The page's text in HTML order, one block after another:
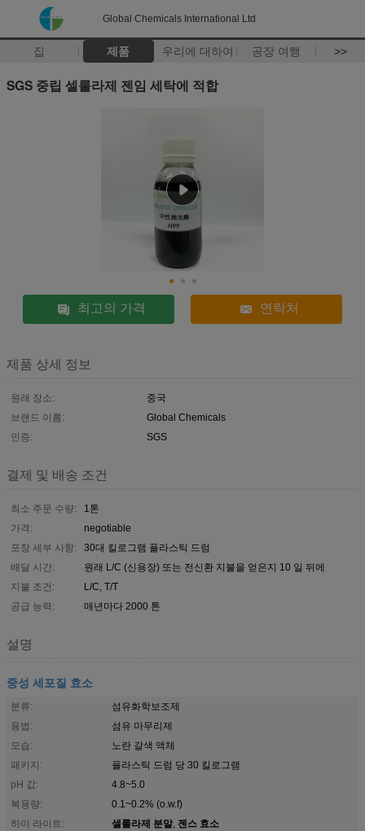
Global Chemicals International Ltd
집 제품 우리에 대하여 공장 여행 >>
SGS 중립 셀룰라제 젠임 세탁에 적합
최고의 가격 연락처
제품 상세 정보
원래 장소:
중국
브랜드 이름:
Global Chemicals
인증:
SGS
결제 및 배송 조건
최소 주문 수량:
1톤
가격:
negotiable
포장 세부 사항:
30대 킬로그램 플라스틱 드럼
배달 시간:
원래 L/C (신용장) 또는 전신환 지불을 얻은지 10 일 뒤에
지불 조건:
L/C, T/T
공급 능력:
매년마다 2000 톤
설명
중성 세포질 효소
분류:
섬유화학보조제
용법:
섬유 마무리제
모습:
노란 갈색 액체
패키지:
플라스틱 드럼 당 30 킬로그램
pH 값:
4.8~5.0
복용량:
0.1~0.2% (o.w.f)
하이 라이트:
셀룰라제 분말, 젠스 효소